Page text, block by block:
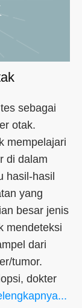
sebagai
otak.
mempelajari
di dalam
hasil-hasil
yang
besar jenis
mendeteksi
dari
tumor.
dokter